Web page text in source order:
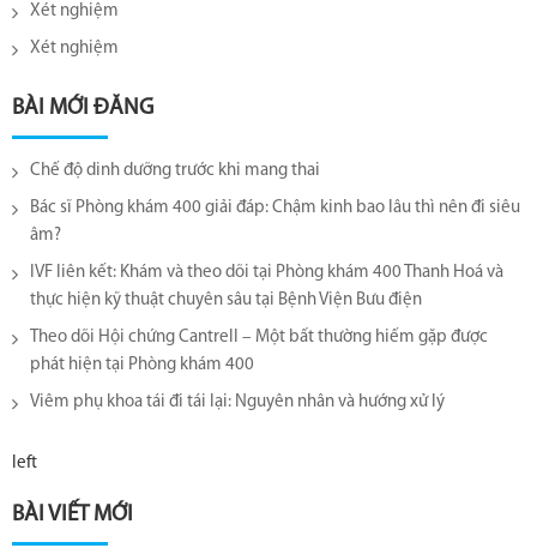
Xét nghiệm
Xét nghiệm
BÀI MỚI ĐĂNG
Chế độ dinh dưỡng trước khi mang thai
Bác sĩ Phòng khám 400 giải đáp: Chậm kinh bao lâu thì nên đi siêu
âm?
IVF liên kết: Khám và theo dõi tại Phòng khám 400 Thanh Hoá và
thực hiện kỹ thuật chuyên sâu tại Bệnh Viện Bưu điện
Theo dõi Hội chứng Cantrell – Một bất thường hiếm gặp được
phát hiện tại Phòng khám 400
Viêm phụ khoa tái đi tái lại​: Nguyên nhân và hướng xử lý
left
BÀI VIẾT MỚI